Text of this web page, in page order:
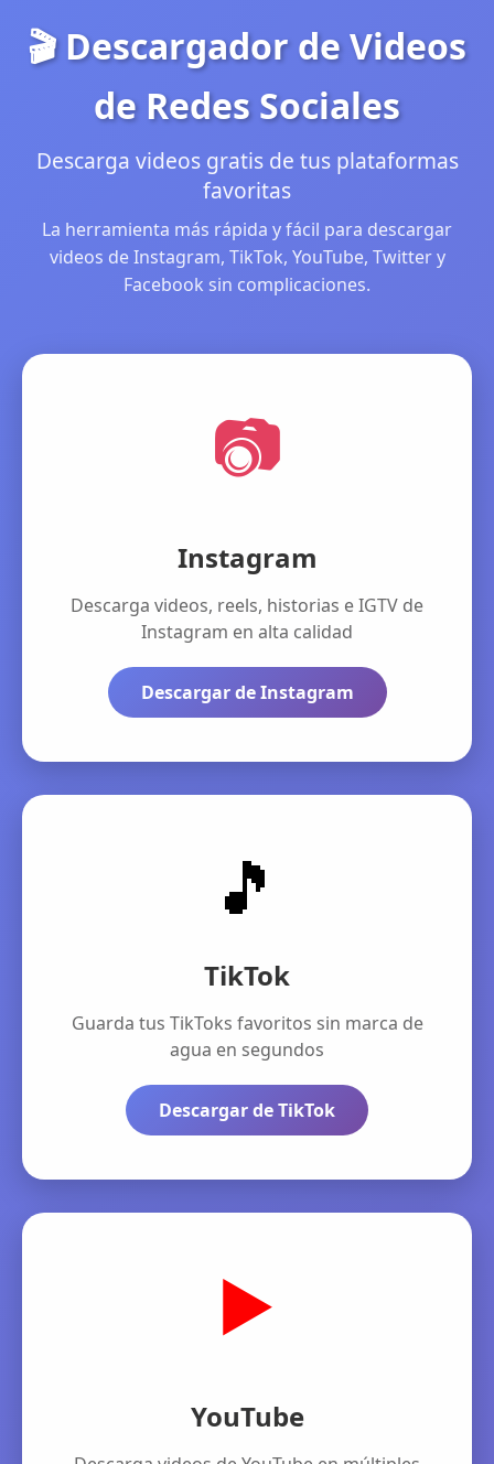
🎬 Descargador de Videos
de Redes Sociales
Descarga videos gratis de tus plataformas
favoritas
La herramienta más rápida y fácil para descargar
videos de Instagram, TikTok, YouTube, Twitter y
Facebook sin complicaciones.
📷
Instagram
Descarga videos, reels, historias e IGTV de
Instagram en alta calidad
Descargar de Instagram
🎵
TikTok
Guarda tus TikToks favoritos sin marca de
agua en segundos
Descargar de TikTok
▶️
YouTube